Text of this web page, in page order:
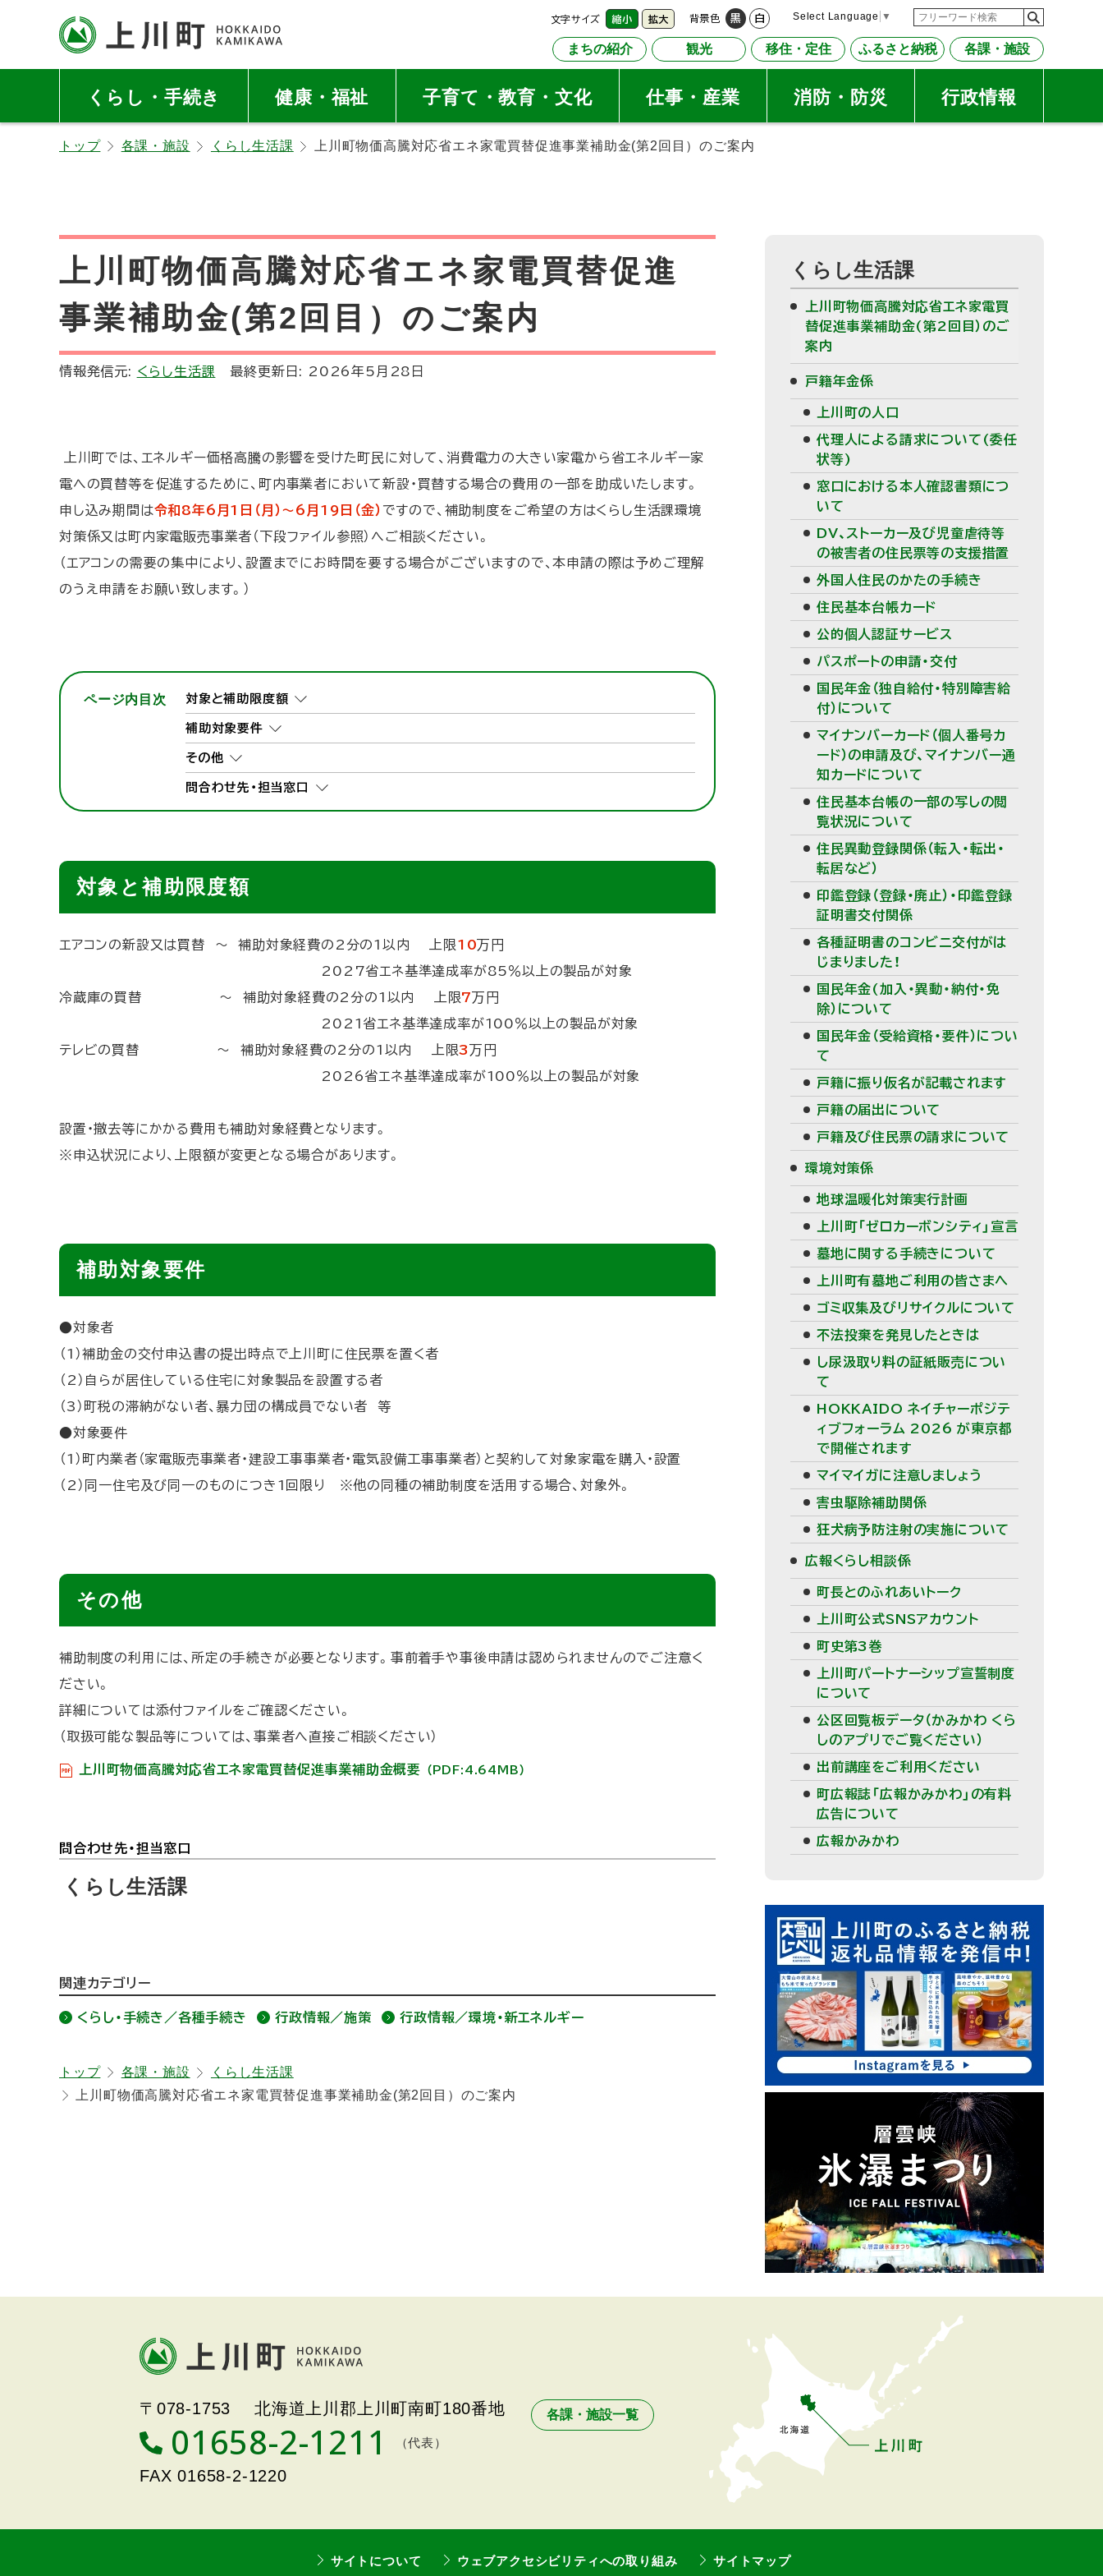
ュ
文字サイズ 縮小 拡大 背景色 黒 白 Select Language ▼
検
キ
ー
ド
検
索
まちの紹介 観光 移住・定住 ふるさと納税 各課・施設
くらし・手続き 健康・福祉 子育て・教育・文化 仕事・産業 消防・防災 行政情報
トップ 各課・施設 くらし生活課 上川町物価高騰対応省エネ家電買替促進事業補助金(第2回目）のご案内
上川町物価高騰対応省エネ家電買替促進
事業補助金(第2回目）のご案内
情報発信元: くらし生活課 最終更新日: 2026年5月28日
上川町では、エネルギー価格高騰の影響を受けた町民に対して、消費電力の大きい家電から省エネルギー家
電への買替等を促進するために、町内事業者において新設・買替する場合の費用の一部を助成いたします。
申し込み期間は令和8年6月1日（月）～6月19日（金） ですので、補助制度をご希望の方はくらし生活課環境
対策係又は町内家電販売事業者（下段ファイル参照）へご相談ください。
（エアコンの需要の集中により、設置までにお時間を要する場合がございますので、本申請の際は予めご理解
のうえ申請をお願い致します。）
ページ内目次 対象と補助限度額
補助対象要件
その他
問合わせ先・担当窓口
対象と補助限度額
エアコンの新設又は買替 ～ 補助対象経費の2分の1以内 上限10 万円
2027省エネ基準達成率が85％以上の製品が対象
冷蔵庫の買替 ～ 補助対象経費の2分の1以内 上限7 万円
2021省エネ基準達成率が100％以上の製品が対象
テレビの買替 ～ 補助対象経費の2分の1以内 上限3 万円
2026省エネ基準達成率が100％以上の製品が対象
設置・撤去等にかかる費用も補助対象経費となります。
※申込状況により、上限額が変更となる場合があります。
に
戻
る
補助対象要件
●対象者
（1）補助金の交付申込書の提出時点で上川町に住民票を置く者
（2）自らが居住している住宅に対象製品を設置する者
（3）町税の滞納がない者、暴力団の構成員でない者 等
●対象要件
（1）町内業者（家電販売事業者・建設工事事業者・電気設備工事事業者）と契約して対象家電を購入・設置
（2）同一住宅及び同一のものにつき1回限り ※他の同種の補助制度を活用する場合、対象外。
に
戻
る
その他
補助制度の利用には、所定の手続きが必要となります。事前着手や事後申請は認められませんのでご注意く
ださい。
詳細については添付ファイルをご確認ください。
（取扱可能な製品等については、事業者へ直接ご相談ください）
上川町物価高騰対応省エネ家電買替促進事業補助金概要 （PDF:4.64MB）
ト
プ
る
問合わせ先・担当窓口
くらし生活課
ト
ッ
戻
関連カテゴリー
くらし・手続き／各種手続き 行政情報／施策 行政情報／環境・新エネルギー
トップ 各課・施設
くらし生活課
上川町物価高騰対応省エネ家電買替促進事業補助金(第2回目）のご案内
くらし生活課
上川町物価高騰対応省エネ家電買
替促進事業補助金(第2回目）のご
案内
戸籍年金係
上川町の人口
代理人による請求について(委任
状等)
窓口における本人確認書類につ
いて
DV、ストーカー及び児童虐待等
の被害者の住民票等の支援措置
外国人住民のかたの手続き
住民基本台帳カード
公的個人認証サービス
パスポートの申請・交付
国民年金（独自給付・特別障害給
付）について
マイナンバーカード（個人番号カ
ード）の申請及び、マイナンバー通
知カードについて
住民基本台帳の一部の写しの閲
覧状況について
住民異動登録関係（転入・転出・
転居など）
印鑑登録（登録・廃止）・印鑑登録
証明書交付関係
各種証明書のコンビニ交付がは
じまりました！
国民年金(加入・異動・納付・免
除）について
国民年金（受給資格・要件）につい
て
戸籍に振り仮名が記載されます
戸籍の届出について
戸籍及び住民票の請求について
環境対策係
地球温暖化対策実行計画
上川町「ゼロカーボンシティ」宣言
墓地に関する手続きについて
上川町有墓地ご利用の皆さまへ
ゴミ収集及びリサイクルについて
不法投棄を発見したときは
し尿汲取り料の証紙販売につい
て
HOKKAIDO ネイチャーポジテ
ィブフォーラム 2026 が東京都
で開催されます
マイマイガに注意しましょう
害虫駆除補助関係
狂犬病予防注射の実施について
広報くらし相談係
町長とのふれあいトーク
上川町公式SNSアカウント
町史第3巻
上川町パートナーシップ宣誓制度
について
公区回覧板データ（かみかわ くら
しのアプリでご覧ください）
出前講座をご利用ください
町広報誌「広報かみかわ」の有料
広告について
広報かみかわ
ピ
ク
ア
プ
Twon
〒078-1753
北海道上川郡上川町南町180番地
T
E
L
01658-2-1211 （代表）
FAX 01658-2-1220
各課・施設一覧
サイトについて ウェブアクセシビリティへの取り組み サイトマップ
メ